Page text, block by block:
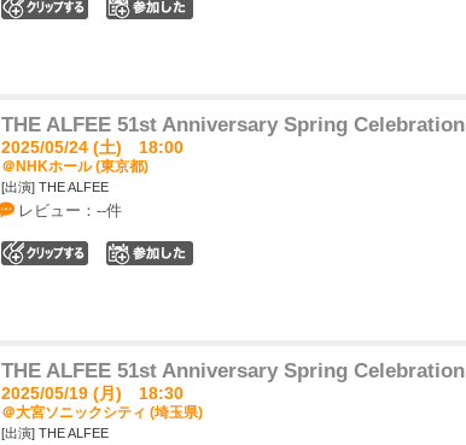
THE ALFEE 51st Anniversary Spring Celebration
2025/05/24 (土) 18:00
＠NHKホール (東京都)
[出演] THE ALFEE
レビュー：--件
THE ALFEE 51st Anniversary Spring Celebration
2025/05/19 (月) 18:30
＠大宮ソニックシティ (埼玉県)
[出演] THE ALFEE